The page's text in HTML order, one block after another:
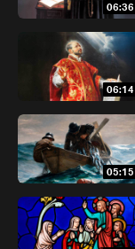
06:36
06:14
05:15